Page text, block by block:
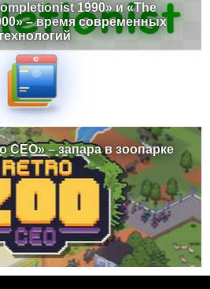
1990» и «The
– время современных
CEO» – запара в зоопарке